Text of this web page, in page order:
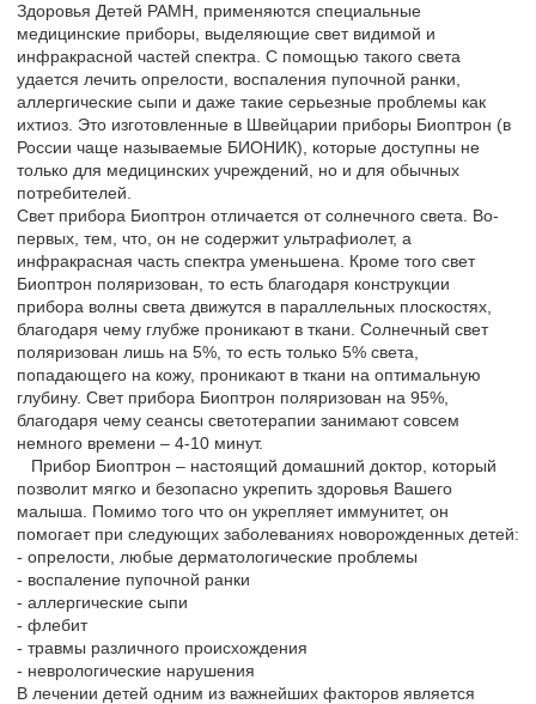
Здоровья Детей РАМН, применяются специальные
медицинские приборы, выделяющие свет видимой и
инфракрасной частей спектра. С помощью такого света
удается лечить опрелости, воспаления пупочной ранки,
аллергические сыпи и даже такие серьезные проблемы как
ихтиоз. Это изготовленные в Швейцарии приборы Биоптрон (в
России чаще называемые БИОНИК), которые доступны не
только для медицинских учреждений, но и для обычных
потребителей.
Свет прибора Биоптрон отличается от солнечного света. Во-
первых, тем, что, он не содержит ультрафиолет, а
инфракрасная часть спектра уменьшена. Кроме того свет
Биоптрон поляризован, то есть благодаря конструкции
прибора волны света движутся в параллельных плоскостях,
благодаря чему глубже проникают в ткани. Солнечный свет
поляризован лишь на 5%, то есть только 5% света,
попадающего на кожу, проникают в ткани на оптимальную
глубину. Свет прибора Биоптрон поляризован на 95%,
благодаря чему сеансы светотерапии занимают совсем
немного времени – 4-10 минут.
Прибор Биоптрон – настоящий домашний доктор, который
позволит мягко и безопасно укрепить здоровья Вашего
малыша. Помимо того что он укрепляет иммунитет, он
помогает при следующих заболеваниях новорожденных детей:
- опрелости, любые дерматологические проблемы
- воспаление пупочной ранки
- аллергические сыпи
- флебит
- травмы различного происхождения
- неврологические нарушения
В лечении детей одним из важнейших факторов является